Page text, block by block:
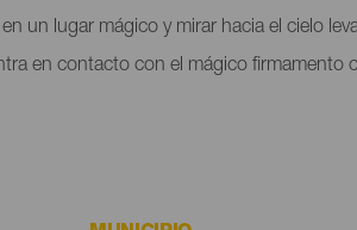
un lugar mágico y mirar hacia el cielo
en contacto con el mágico firmamento